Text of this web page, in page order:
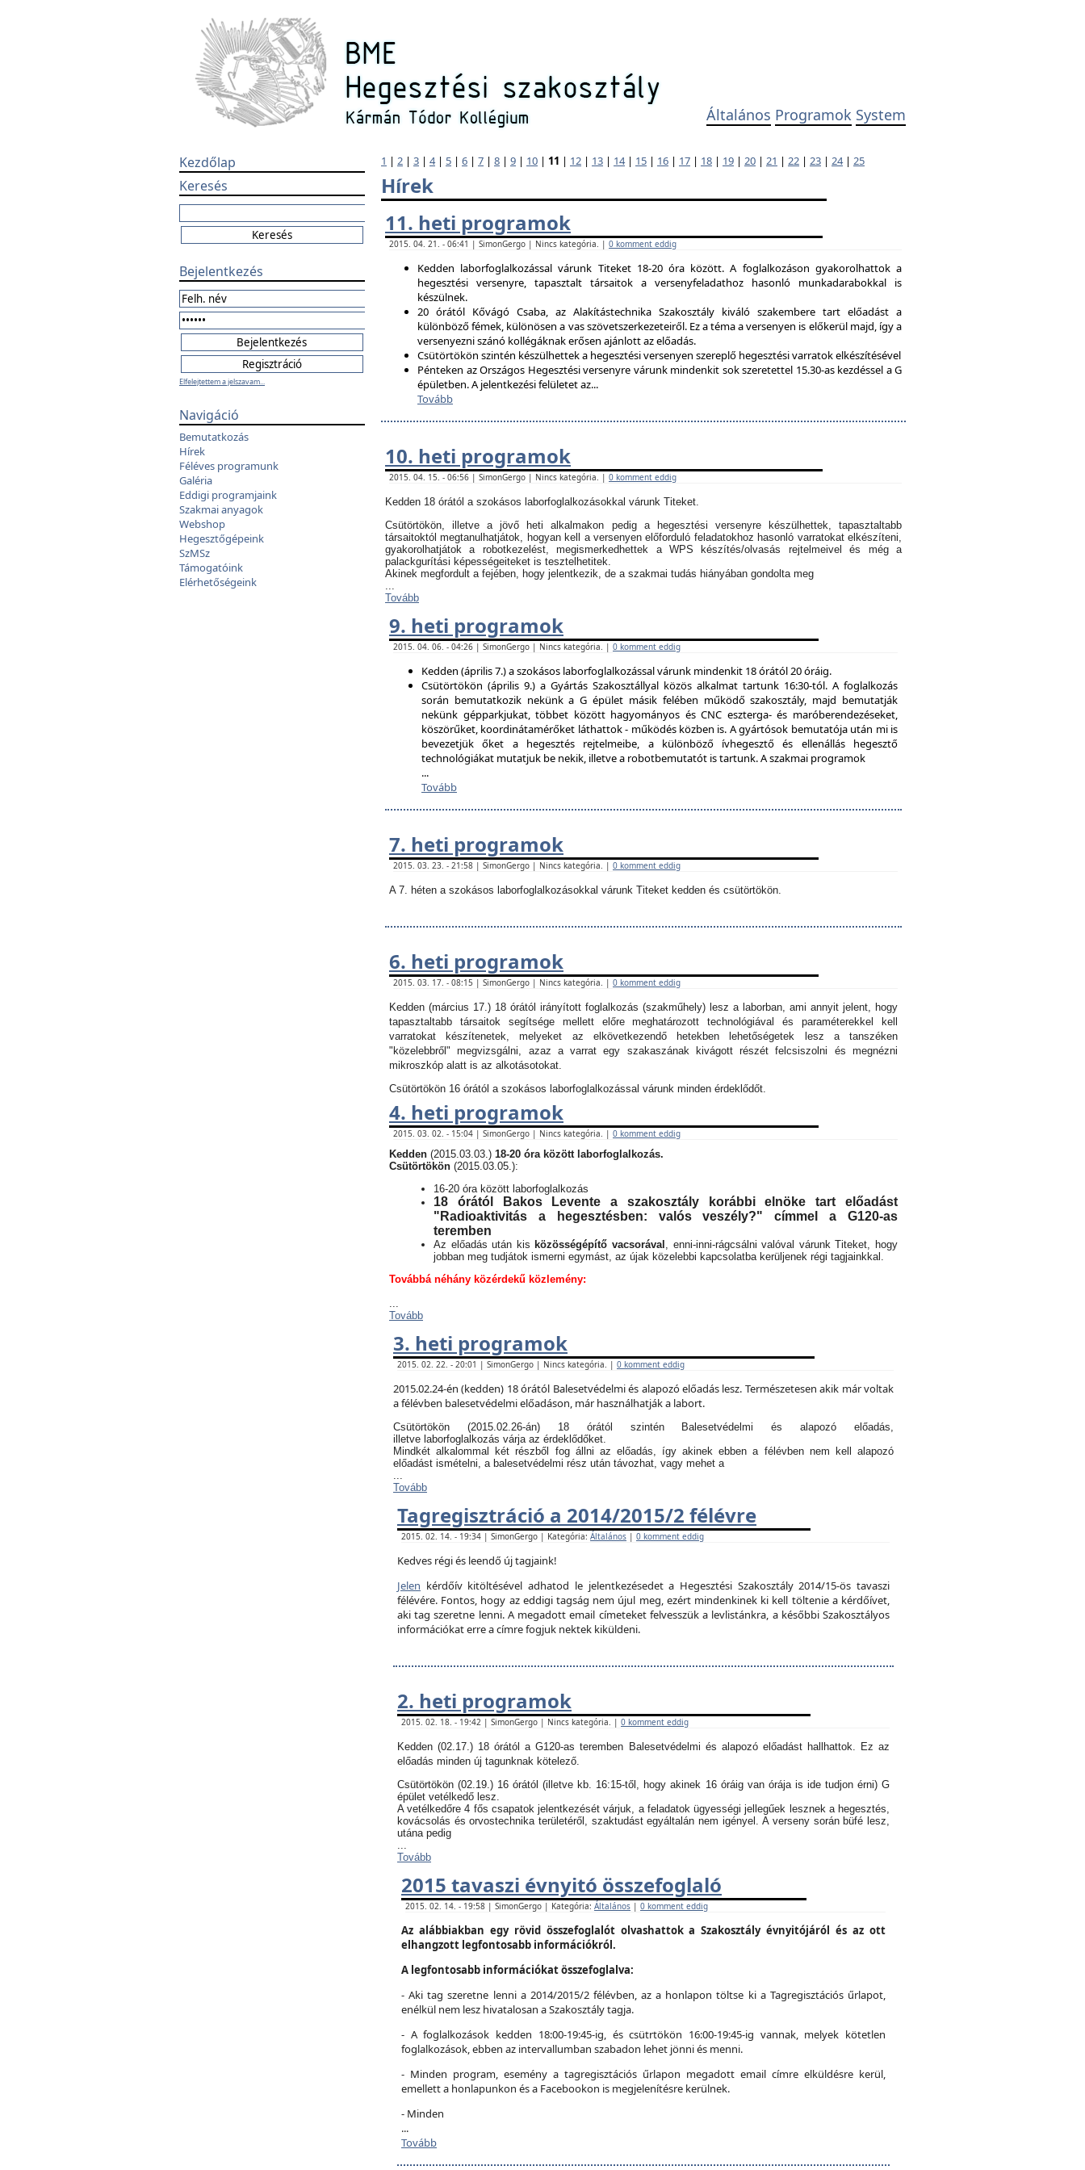
Általános Programok System
Kezdőlap
Keresés
Bejelentkezés
Elfelejtettem a jelszavam...
Navigáció
Bemutatkozás
Hírek
Féléves programunk
Galéria
Eddigi programjaink
Szakmai anyagok
Webshop
Hegesztőgépeink
SzMSz
Támogatóink
Elérhetőségeink
1 | 2 | 3 | 4| 5 | 6 | 7 | 8 | 9 | 10 | 11 | 12 | 13 | 14| 15 | 16 | 17 | 18 | 19 | 20 | 21 | 22 | 23 | 24| 25
Hírek
11. heti programok
2015. 04. 21. - 06:41 | SimonGergo | Nincs kategória. | 0 komment eddig
Kedden laborfoglalkozással várunk Titeket 18-20 óra között. A foglalkozáson gyakorolhattok a
hegesztési versenyre, tapasztalt társaitok a versenyfeladathoz hasonló munkadarabokkal is
készülnek.
20 órától Kővágó Csaba, az Alakítástechnika Szakosztály kiváló szakembere tart előadást a
különböző fémek, különösen a vas szövetszerkezeteiről. Ez a téma a versenyen is előkerül majd, így a
versenyezni szánó kollégáknak erősen ajánlott az előadás.
Csütörtökön szintén készülhettek a hegesztési versenyen szereplő hegesztési varratok elkészítésével
Pénteken az Országos Hegesztési versenyre várunk mindenkit sok szeretettel 15.30-as kezdéssel a G
épületben. A jelentkezési felületet az...
Tovább
10. heti programok
2015. 04. 15. - 06:56 | SimonGergo | Nincs kategória. | 0 komment eddig
Kedden 18 órától a szokásos laborfoglalkozásokkal várunk Titeket.
Csütörtökön, illetve a jövő heti alkalmakon pedig a hegesztési versenyre készülhettek, tapasztaltabb
társaitoktól megtanulhatjátok, hogyan kell a versenyen előforduló feladatokhoz hasonló varratokat elkészíteni,
gyakorolhatjátok a robotkezelést, megismerkedhettek a WPS készítés/olvasás rejtelmeivel és még a
palackgurítási képességeiteket is tesztelhetitek.
Akinek megfordult a fejében, hogy jelentkezik, de a szakmai tudás hiányában gondolta meg
...
Tovább
9. heti programok
2015. 04. 06. - 04:26 | SimonGergo | Nincs kategória. | 0 komment eddig
Kedden (április 7.) a szokásos laborfoglalkozással várunk mindenkit 18 órától 20 óráig.
Csütörtökön (április 9.) a Gyártás Szakosztállyal közös alkalmat tartunk 16:30-tól. A foglalkozás
során bemutatkozik nekünk a G épület másik felében működő szakosztály, majd bemutatják
nekünk gépparkjukat, többet között hagyományos és CNC eszterga- és maróberendezéseket,
köszörűket, koordinátamérőket láthattok - működés közben is. A gyártósok bemutatója után mi is
bevezetjük őket a hegesztés rejtelmeibe, a különböző ívhegesztő és ellenállás hegesztő
technológiákat mutatjuk be nekik, illetve a robotbemutatót is tartunk. A szakmai programok
...
Tovább
7. heti programok
2015. 03. 23. - 21:58 | SimonGergo | Nincs kategória. | 0 komment eddig
A 7. héten a szokásos laborfoglalkozásokkal várunk Titeket kedden és csütörtökön.
6. heti programok
2015. 03. 17. - 08:15 | SimonGergo | Nincs kategória. | 0 komment eddig
Kedden (március 17.) 18 órától irányított foglalkozás (szakműhely) lesz a laborban, ami annyit jelent, hogy
tapasztaltabb társaitok segítsége mellett előre meghatározott technológiával és paraméterekkel kell
varratokat készítenetek, melyeket az elkövetkezendő hetekben lehetőségetek lesz a tanszéken
"közelebbről" megvizsgálni, azaz a varrat egy szakaszának kivágott részét felcsiszolni és megnézni
mikroszkóp alatt is az alkotásotokat.
Csütörtökön 16 órától a szokásos laborfoglalkozással várunk minden érdeklődőt.
4. heti programok
2015. 03. 02. - 15:04 | SimonGergo | Nincs kategória. | 0 komment eddig
Kedden (2015.03.03.) 18-20 óra között laborfoglalkozás.
Csütörtökön (2015.03.05.):
16-20 óra között laborfoglalkozás
18 órától Bakos Levente a szakosztály korábbi elnöke tart előadást
"Radioaktivitás a hegesztésben: valós veszély?" címmel a G120-as
teremben
Az előadás után kis közösségépítő vacsorával , enni-inni-rágcsálni valóval várunk Titeket, hogy
jobban meg tudjátok ismerni egymást, az újak közelebbi kapcsolatba kerüljenek régi tagjainkkal.
Továbbá néhány közérdekű közlemény:
...
Tovább
3. heti programok
2015. 02. 22. - 20:01 | SimonGergo | Nincs kategória. | 0 komment eddig
2015.02.24-én (kedden) 18 órától Balesetvédelmi és alapozó előadás lesz. Természetesen akik már voltak
a félévben balesetvédelmi előadáson, már használhatják a labort.
Csütörtökön (2015.02.26-án) 18 órától szintén Balesetvédelmi és alapozó előadás,
illetve laborfoglalkozás várja az érdeklődőket.
Mindkét alkalommal két részből fog állni az előadás, így akinek ebben a félévben nem kell alapozó
előadást ismételni, a balesetvédelmi rész után távozhat, vagy mehet a
...
Tovább
Tagregisztráció a 2014/2015/2 félévre
2015. 02. 14. - 19:34 | SimonGergo | Kategória: Általános | 0 komment eddig
Kedves régi és leendő új tagjaink!
Jelen kérdőív kitöltésével adhatod le jelentkezésedet a Hegesztési Szakosztály 2014/15-ös tavaszi
félévére. Fontos, hogy az eddigi tagság nem újul meg, ezért mindenkinek ki kell töltenie a kérdőívet,
aki tag szeretne lenni. A megadott email címeteket felvesszük a levlistánkra, a későbbi Szakosztályos
információkat erre a címre fogjuk nektek kiküldeni.
2. heti programok
2015. 02. 18. - 19:42 | SimonGergo | Nincs kategória. | 0 komment eddig
Kedden (02.17.) 18 órától a G120-as teremben Balesetvédelmi és alapozó előadást hallhattok. Ez az
előadás minden új tagunknak kötelező.
Csütörtökön (02.19.) 16 órától (illetve kb. 16:15-től, hogy akinek 16 óráig van órája is ide tudjon érni) G
épület vetélkedő lesz.
A vetélkedőre 4 fős csapatok jelentkezését várjuk, a feladatok ügyességi jellegűek lesznek a hegesztés,
kovácsolás és orvostechnika területéről, szaktudást egyáltalán nem igényel. A verseny során büfé lesz,
utána pedig
...
Tovább
2015 tavaszi évnyitó összefoglaló
2015. 02. 14. - 19:58 | SimonGergo | Kategória: Általános | 0 komment eddig
Az alábbiakban egy rövid összefoglalót olvashattok a Szakosztály évnyitójáról és az ott
elhangzott legfontosabb információkról.
A legfontosabb információkat összefoglalva:
- Aki tag szeretne lenni a 2014/2015/2 félévben, az a honlapon töltse ki a Tagregisztációs űrlapot,
enélkül nem lesz hivatalosan a Szakosztály tagja.
- A foglalkozások kedden 18:00-19:45-ig, és csütrtökön 16:00-19:45-ig vannak, melyek kötetlen
foglalkozások, ebben az intervallumban szabadon lehet jönni és menni.
- Minden program, esemény a tagregisztációs űrlapon megadott email címre elküldésre kerül,
emellett a honlapunkon és a Facebookon is megjelenítésre kerülnek.
- Minden
...
Tovább